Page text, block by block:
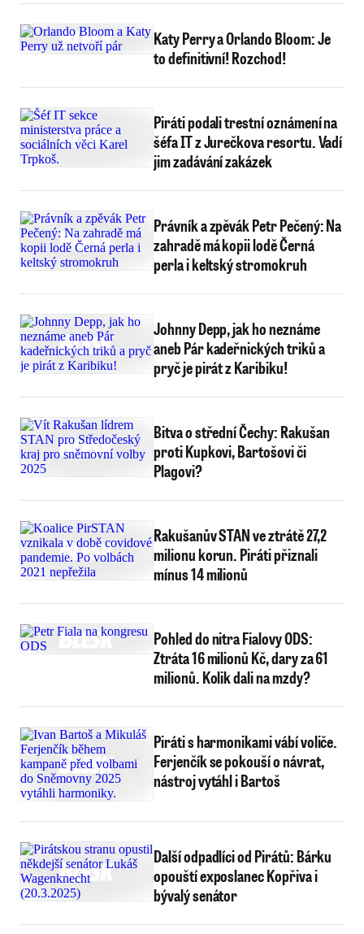
Katy Perry a Orlando Bloom: Je
to definitivní! Rozchod!
Piráti podali trestní oznámení na
šéfa IT z Jurečkova resortu. Vadí
jim zadávání zakázek
Právník a zpěvák Petr Pečený: Na
zahradě má kopii lodě Černá
perla i keltský stromokruh
Johnny Depp, jak ho neznáme
aneb Pár kadeřnických triků a
pryč je pirát z Karibiku!
Bitva o střední Čechy: Rakušan
proti Kupkovi, Bartošovi či
Plagovi?
Rakušanův STAN ve ztrátě 27,2
milionu korun. Piráti přiznali
mínus 14 milionů
Pohled do nitra Fialovy ODS:
Ztráta 16 milionů Kč, dary za 61
milionů. Kolik dali na mzdy?
Piráti s harmonikami vábí voliče.
Ferjenčík se pokouší o návrat,
nástroj vytáhl i Bartoš
Další odpadlíci od Pirátů: Bárku
opouští exposlanec Kopřiva i
bývalý senátor